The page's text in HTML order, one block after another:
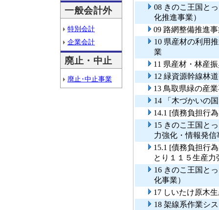
一般会計外
特別会計
企業会計
廃止・中止
廃止･中止事業
08 きのこ王国と
化推進事業）
09 路網整備推進
10 県産材の利用
業
11 県産材・林産
12 緑資源幹線林
13 鳥取県緑の産
14 「木づかいの
14.1 [債務負担行
15 きのこ王国と
力強化・情報発信
15.1 [債務負担行
とり１１５生産
16 きのこ王国と
化事業）
17 しいたけ原木
18 架線系作業シ